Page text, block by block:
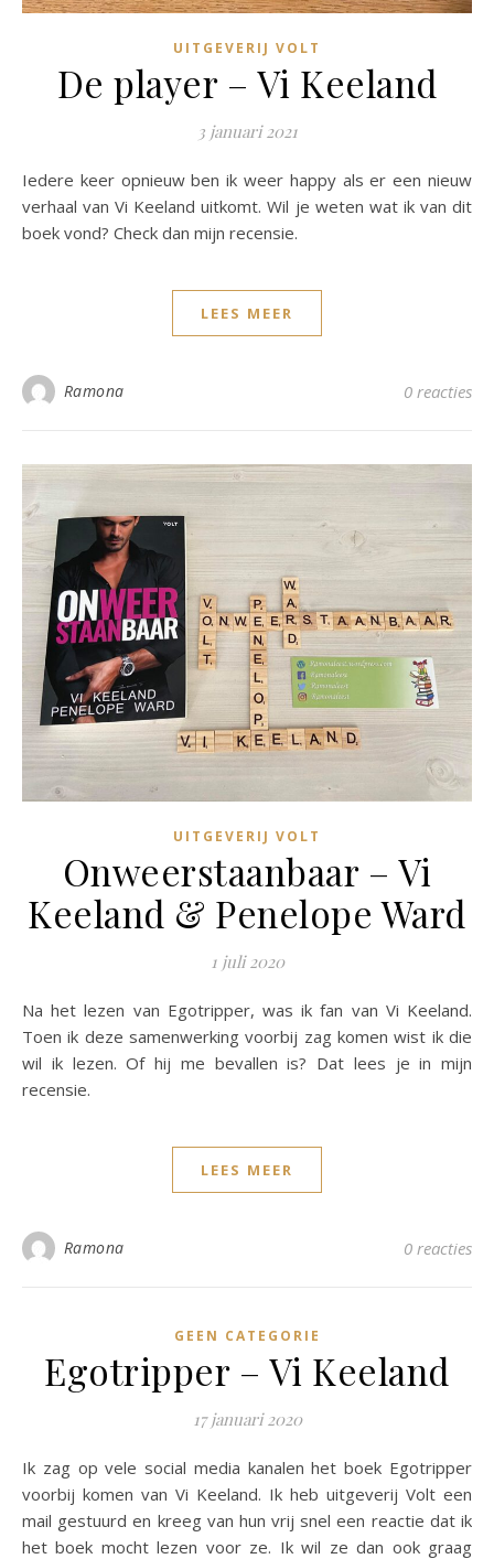
UITGEVERIJ VOLT
De player – Vi Keeland
3 januari 2021
Iedere keer opnieuw ben ik weer happy als er een nieuw
verhaal van Vi Keeland uitkomt. Wil je weten wat ik van dit
boek vond? Check dan mijn recensie.
LEES MEER
Ramona 0 reacties
UITGEVERIJ VOLT
Onweerstaanbaar – Vi
Keeland & Penelope Ward
1 juli 2020
Na het lezen van Egotripper, was ik fan van Vi Keeland.
Toen ik deze samenwerking voorbij zag komen wist ik die
wil ik lezen. Of hij me bevallen is? Dat lees je in mijn
recensie.
LEES MEER
Ramona 0 reacties
GEEN CATEGORIE
Egotripper – Vi Keeland
17 januari 2020
Ik zag op vele social media kanalen het boek Egotripper
voorbij komen van Vi Keeland. Ik heb uitgeverij Volt een
mail gestuurd en kreeg van hun vrij snel een reactie dat ik
het boek mocht lezen voor ze. Ik wil ze dan ook graag